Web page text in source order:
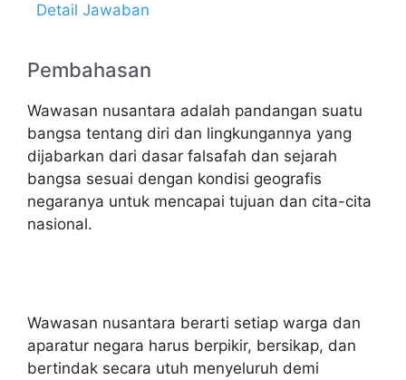
Detail Jawaban
Pembahasan
Wawasan nusantara adalah pandangan suatu
bangsa tentang diri dan lingkungannya yang
dijabarkan dari dasar falsafah dan sejarah
bangsa sesuai dengan kondisi geografis
negaranya untuk mencapai tujuan dan cita-cita
nasional.
Wawasan nusantara berarti setiap warga dan
aparatur negara harus berpikir, bersikap, dan
bertindak secara utuh menyeluruh demi